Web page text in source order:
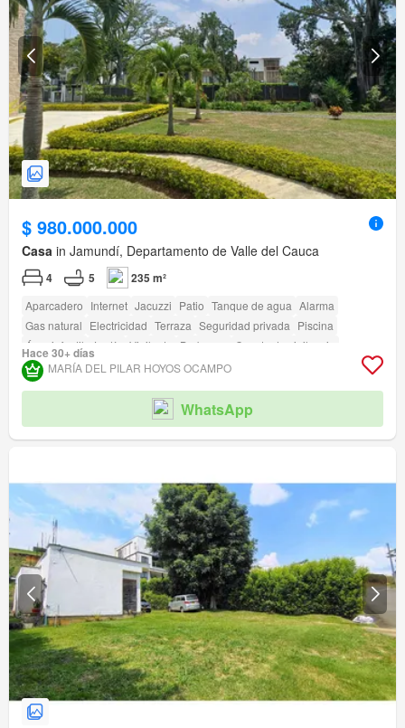
$ 980.000.000
Casa in Jamundí, Departamento de Valle del Cauca
4 5 235 m²
Aparcadero Internet Jacuzzi Patio Tanque de agua Alarma
Gas natural Electricidad Terraza Seguridad privada Piscina
Área infantil
Jardín Vigilante Barbecue
Caseta de vigilancia
Acceso para personas con discapacidad
Hace 30+ días
MARÍA DEL PILAR HOYOS OCAMPO
WhatsApp